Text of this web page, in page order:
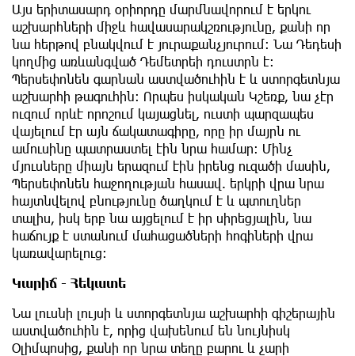
Այս երիտասարդ օրիորդը մարմնավորում է երկու
աշխարհների միջև հավասարակշռությունը, քանի որ
նա հերթով բնակվում է յուրաքանչյուրում։ Նա Դեդեսի
կողմից առևանգված Դեմետրեի դուստրն է։
Պերսեփոնեն գարնան աստվածուհին է և ստորգետնյա
աշխարհի թագուհին։ Որպես իսկական Կշեռք, նա չէր
ուզում որևէ որոշում կայացնել, ուստի պարզապես
վայելում էր այն ճակատագիրը, որը իր մայրն ու
ամուսինը պատրաստել էին նրա համար։ Մինչ
մյուսները միայն երազում էին իրենց ուզածի մասին,
Պերսեփոնեն հաջողության հասավ. երկրի վրա նրա
հայտնվելով բնությունը ծաղկում է և պտուղներ
տալիս, իսկ երբ նա այցելում է իր սիրեցյալին, նա
հաճույք է ստանում մահացածների հոգիների վրա
կառավարելուց։
Կարիճ - Հեկատե
Նա լուսնի լույսի և ստորգետնյա աշխարհի գիշերային
աստվածուհին է, որից վախենում են նույնիսկ
Օլիմպոսից, քանի որ նրա տեղը բարու և չարի